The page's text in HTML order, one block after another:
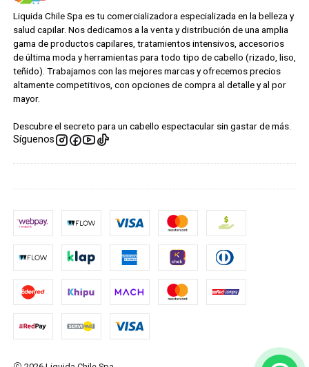
Liquida Chile Spa es tu comercializadora especializada en la belleza y
salud capilar. Nos dedicamos a la venta y distribución de una amplia
gama de productos capilares, tratamientos intensivos, accesorios
de última moda y herramientas para todo tipo de cabello (rizado, liso,
teñido). Trabajamos con las mejores marcas y ofrecemos precios
altamente competitivos, con opciones de compra al detalle y al por
mayor.
Descubre el secreto para un cabello espectacular sin gastar de más.
Síguenos